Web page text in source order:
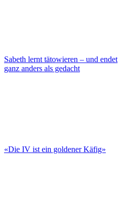
Sabeth lernt tätowieren – und endet
ganz anders als gedacht
«Die IV ist ein goldener Käfig»